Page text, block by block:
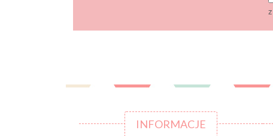
INFORMACJE